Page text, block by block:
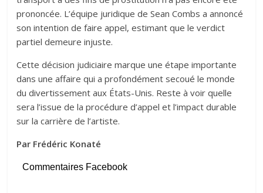
prononcée. L’équipe juridique de Sean Combs a annoncé
son intention de faire appel, estimant que le verdict
partiel demeure injuste.
Cette décision judiciaire marque une étape importante
dans une affaire qui a profondément secoué le monde
du divertissement aux États-Unis. Reste à voir quelle
sera l’issue de la procédure d’appel et l’impact durable
sur la carrière de l’artiste.
Par Frédéric Konaté
Commentaires Facebook